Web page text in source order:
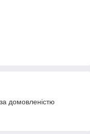
домовленістю